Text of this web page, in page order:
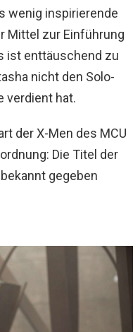
wenig inspirierende
Mittel zur Einführung
ist enttäuschend zu
nicht den Solo-
verdient hat.
der X-Men des MCU
Die Titel der
gegeben